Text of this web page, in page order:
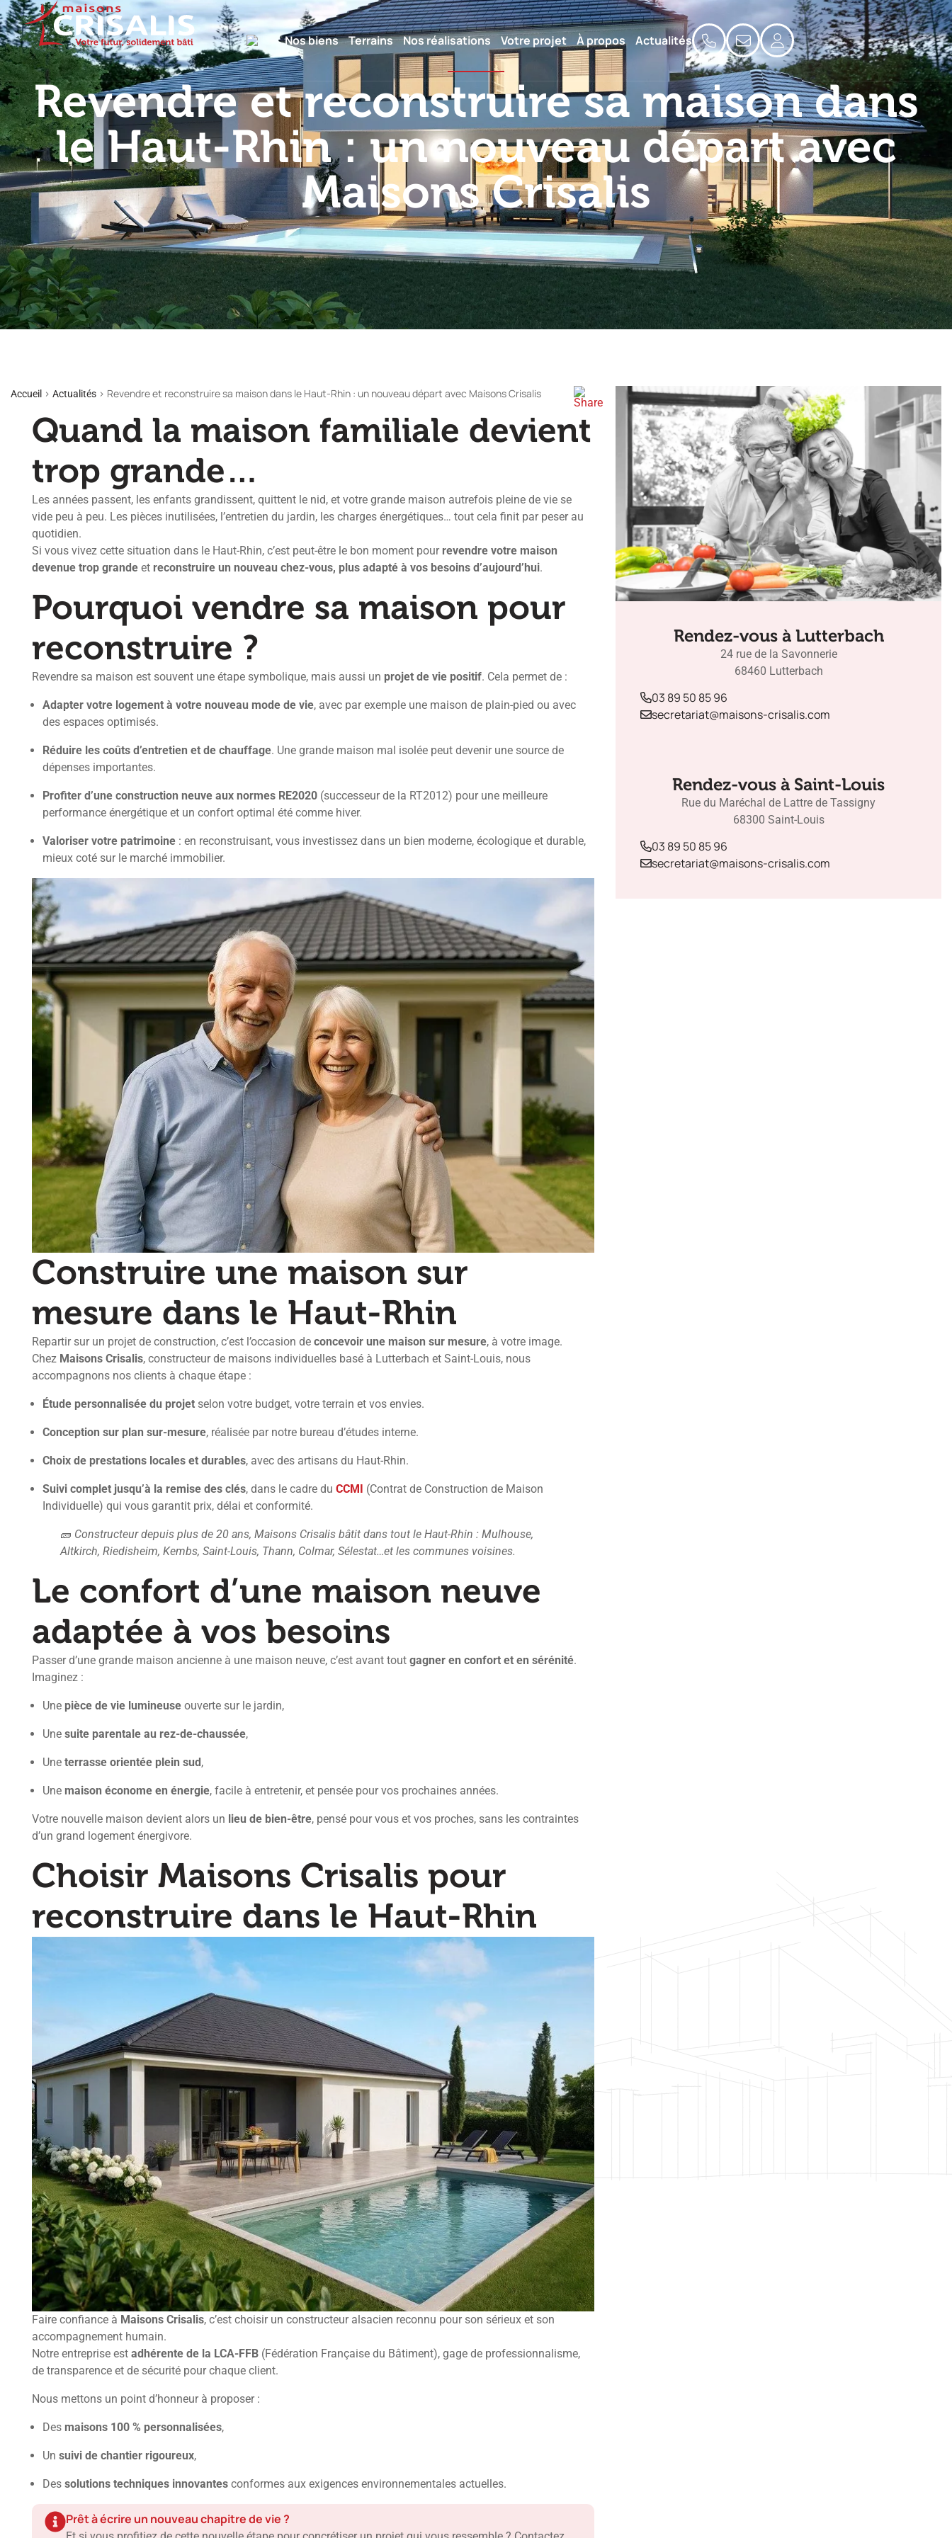
Nos biens Terrains Nos réalisations Votre projet À propos Actualités
Revendre et reconstruire sa maison dans
le Haut-Rhin : un nouveau départ avec
Maisons Crisalis
Accueil > Actualités > Revendre et reconstruire sa maison dans le Haut-Rhin : un nouveau départ avec Maisons Crisalis
Quand la maison familiale devient
trop grande…
Les années passent, les enfants grandissent, quittent le nid, et votre grande maison autrefois pleine de vie se
vide peu à peu. Les pièces inutilisées, l’entretien du jardin, les charges énergétiques… tout cela finit par peser au
quotidien.
Si vous vivez cette situation dans le Haut-Rhin, c’est peut-être le bon moment pour revendre votre maison
devenue trop grande et reconstruire un nouveau chez-vous, plus adapté à vos besoins d’aujourd’hui.
Pourquoi vendre sa maison pour
reconstruire ?
Revendre sa maison est souvent une étape symbolique, mais aussi un projet de vie positif. Cela permet de :
Adapter votre logement à votre nouveau mode de vie, avec par exemple une maison de plain-pied ou avec
des espaces optimisés.
Réduire les coûts d’entretien et de chauffage. Une grande maison mal isolée peut devenir une source de
dépenses importantes.
Profiter d’une construction neuve aux normes RE2020 (successeur de la RT2012) pour une meilleure
performance énergétique et un confort optimal été comme hiver.
Valoriser votre patrimoine : en reconstruisant, vous investissez dans un bien moderne, écologique et durable,
mieux coté sur le marché immobilier.
Construire une maison sur
mesure dans le Haut-Rhin
Repartir sur un projet de construction, c’est l’occasion de concevoir une maison sur mesure, à votre image.
Chez Maisons Crisalis, constructeur de maisons individuelles basé à Lutterbach et Saint-Louis, nous
accompagnons nos clients à chaque étape :
Étude personnalisée du projet selon votre budget, votre terrain et vos envies.
Conception sur plan sur-mesure, réalisée par notre bureau d’études interne.
Choix de prestations locales et durables, avec des artisans du Haut-Rhin.
Suivi complet jusqu’à la remise des clés, dans le cadre du CCMI (Contrat de Construction de Maison
Individuelle) qui vous garantit prix, délai et conformité.
🧱 Constructeur depuis plus de 20 ans, Maisons Crisalis bâtit dans tout le Haut-Rhin : Mulhouse,
Altkirch, Riedisheim, Kembs, Saint-Louis, Thann, Colmar, Sélestat…et les communes voisines.
Le confort d’une maison neuve
adaptée à vos besoins
Passer d’une grande maison ancienne à une maison neuve, c’est avant tout gagner en confort et en sérénité.
Imaginez :
Une pièce de vie lumineuse ouverte sur le jardin,
Une suite parentale au rez-de-chaussée,
Une terrasse orientée plein sud,
Une maison économe en énergie, facile à entretenir, et pensée pour vos prochaines années.
Votre nouvelle maison devient alors un lieu de bien-être, pensé pour vous et vos proches, sans les contraintes
d’un grand logement énergivore.
Choisir Maisons Crisalis pour
reconstruire dans le Haut-Rhin
Faire confiance à Maisons Crisalis, c’est choisir un constructeur alsacien reconnu pour son sérieux et son
accompagnement humain.
Notre entreprise est adhérente de la LCA-FFB (Fédération Française du Bâtiment), gage de professionnalisme,
de transparence et de sécurité pour chaque client.
Nous mettons un point d’honneur à proposer :
Des maisons 100 % personnalisées,
Un suivi de chantier rigoureux,
Des solutions techniques innovantes conformes aux exigences environnementales actuelles.
Prêt à écrire un nouveau chapitre de vie ?
Rendez-vous à Lutterbach
24 rue de la Savonnerie
68460 Lutterbach
03 89 50 85 96
secretariat@maisons-crisalis.com
Rendez-vous à Saint-Louis
Rue du Maréchal de Lattre de Tassigny
68300 Saint-Louis
03 89 50 85 96
secretariat@maisons-crisalis.com